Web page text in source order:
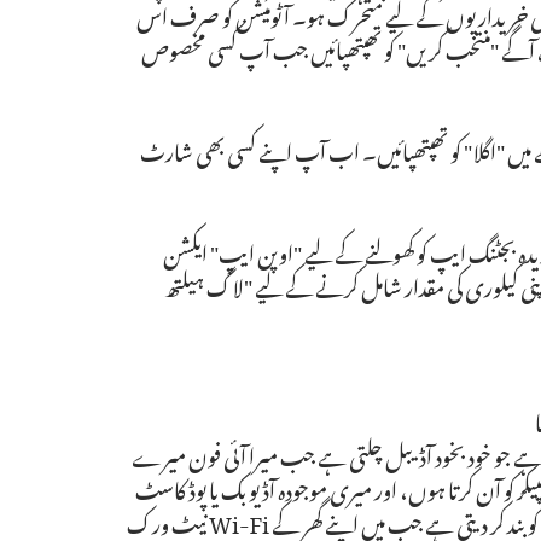
کی خریداریوں کے لیے متحرک ہو۔ آٹومیشن کو صرف اس
"منتخب کریں" کو تھپتھپائیں جب آپ کسی مخصوص
"اگلا" کو تھپتھپائیں۔ اب آپ اپنے کسی بھی شارٹ
بجٹنگ ایپ کو کھولنے کے لیے "اوپن ایپ" ایکشن
کیلوری کی مقدار شامل کرنے کے لیے "لاگ ہیلتھ
خود بخود آڈیبل چلتی ہے جب میرا آئی فون میرے
کو آن کرتا ہوں، اور میری موجودہ آڈیو بک یا پوڈ کاسٹ
جادو سے چلنے لگتا ہے۔ میرے پاس ایک اور آٹومیشن ہے جو موبائل ڈیٹا کو بند کر دیتی ہے جب میں اپنے گھر کے Wi-Fi نیٹ ورک